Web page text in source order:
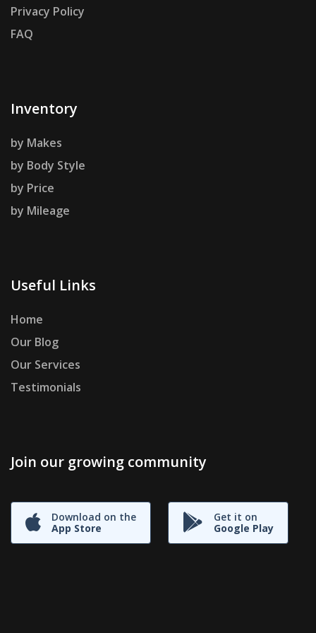
Privacy Policy
FAQ
Inventory
by Makes
by Body Style
by Price
by Mileage
Useful Links
Home
Our Blog
Our Services
Testimonials
Join our growing community
Download on the
App Store
Get it on
Google Play